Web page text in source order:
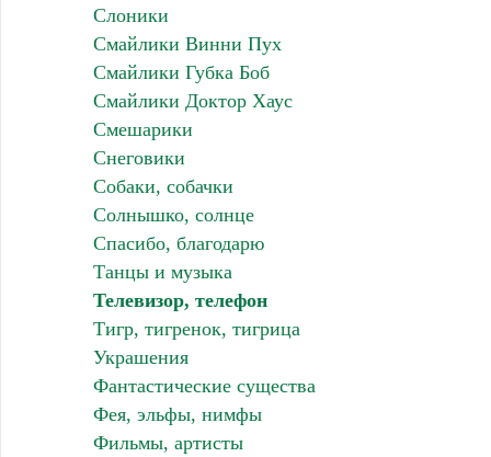
Слоники
Смайлики Винни Пух
Смайлики Губка Боб
Смайлики Доктор Хаус
Смешарики
Снеговики
Собаки, собачки
Солнышко, солнце
Спасибо, благодарю
Танцы и музыка
Телевизор, телефон
Тигр, тигренок, тигрица
Украшения
Фантастические существа
Фея, эльфы, нимфы
Фильмы, артисты